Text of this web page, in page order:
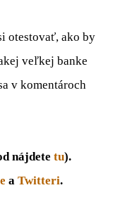
otestovať, ako by
veľkej banke
v komentároch
nájdete tu).
a Twitteri.